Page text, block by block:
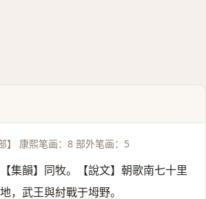
】 康熙笔画：8 部外笔画：5
【集韻】同牧。【說文】朝歌南七十里
地，武王與紂戰于坶野。